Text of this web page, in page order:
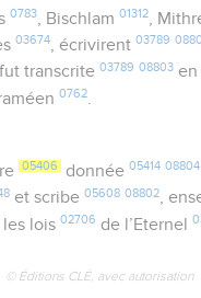
0783, Bischlam 01312,
03674, écrivirent03789
fut transcrite03789 08803 en
0762
05406 donnée 05414 08804
et scribe05608 08802,
les lois02706 de l’Eternel
© Éditions CLÉ, avec autorisation